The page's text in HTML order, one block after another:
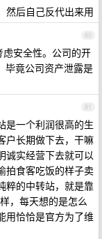
然后自己反代出来用
80
安全性。公司的开
毕竟公司资产泄露是
81
是一个利润很高的生
户长期做下去，干嘛
诚实经营下去就可以
拍食客吃饭的样子卖
粹的中转站，就是靠
，每天想的是怎么
用恰恰是官方为了维